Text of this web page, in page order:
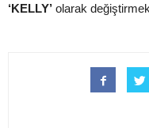
‘KELLY’ olarak